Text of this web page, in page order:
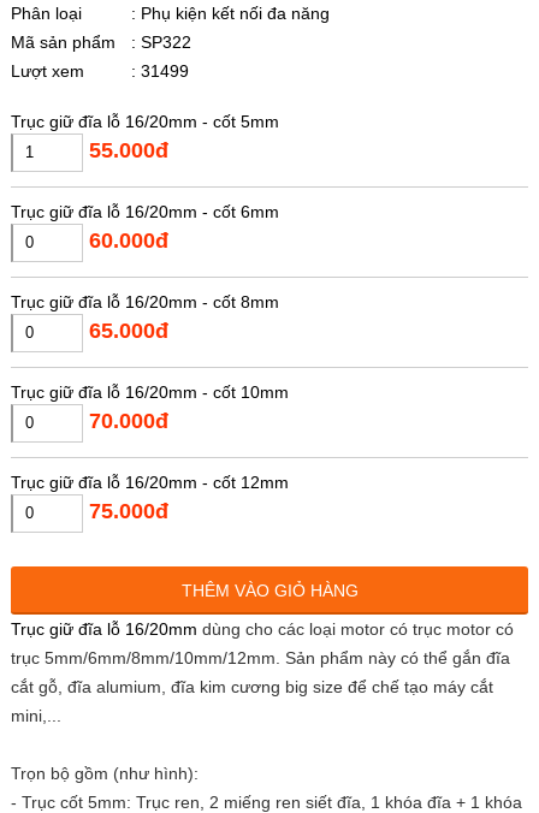
Phân loại
: Phụ kiện kết nối đa năng
Mã sản phẩm
: SP322
Lượt xem
: 31499
Trục giữ đĩa lỗ 16/20mm - cốt 5mm
55.000đ
Trục giữ đĩa lỗ 16/20mm - cốt 6mm
60.000đ
Trục giữ đĩa lỗ 16/20mm - cốt 8mm
65.000đ
Trục giữ đĩa lỗ 16/20mm - cốt 10mm
70.000đ
Trục giữ đĩa lỗ 16/20mm - cốt 12mm
75.000đ
Thay khóa 2 chấu bằng loại tốt
Thay cặp mặt bích bằng loại tốt
10.000đ
50.000đ
THÊM VÀO GIỎ HÀNG
Trục giữ đĩa lỗ 16/20mm dùng cho các loại motor có trục motor có
trục 5mm/6mm/8mm/10mm/12mm. Sản phẩm này có thể gắn đĩa
cắt gỗ, đĩa alumium, đĩa kim cương big size để chế tạo máy cắt
mini,...
Trọn bộ gồm (như hình):
- Trục cốt 5mm: Trục ren, 2 miếng ren siết đĩa, 1 khóa đĩa + 1 khóa